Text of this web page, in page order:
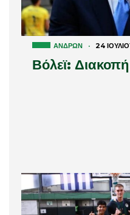
ΑΝΔΡΏΝ · 24
Βόλεϊ: